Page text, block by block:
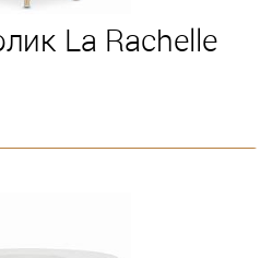
La Rachelle